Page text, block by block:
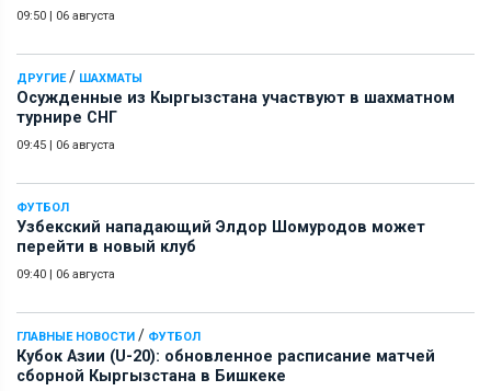
09:50 06 августа
ДРУГИЕ/ ШАХМАТЫ
Осужденные из Кыргызстана участвуют в шахматном
турнире СНГ
09:45 06 августа
ФУТБОЛ
Узбекский нападающий Элдор Шомуродов может
перейти в новый клуб
09:40 06 августа
ГЛАВНЫЕ НОВОСТИ / ФУТБОЛ
Кубок Азии (U-20): обновленное расписание матчей
сборной Кыргызстана в Бишкеке